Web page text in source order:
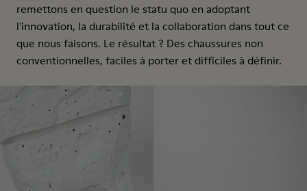
remettons en question le statu quo en adoptant
l'innovation, la durabilité et la collaboration dans tout ce
que nous faisons. Le résultat ? Des chaussures non
conventionnelles, faciles à porter et difficiles à définir.